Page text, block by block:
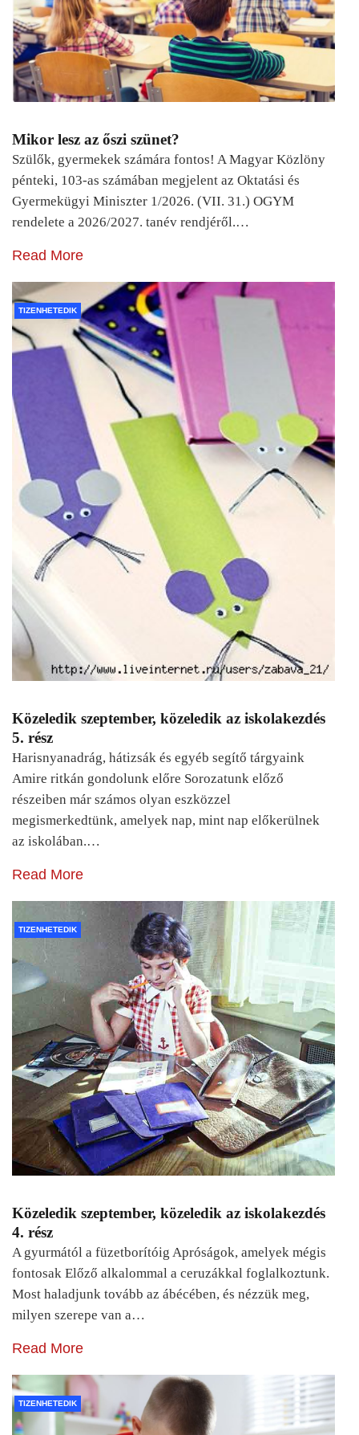
Mikor lesz az őszi szünet?
Szülők, gyermekek számára fontos! A Magyar Közlöny
pénteki, 103-as számában megjelent az Oktatási és
Gyermekügyi Miniszter 1/2026. (VII. 31.) OGYM
rendelete a 2026/2027. tanév rendjéről.…
Read More
TIZENHETEDIK
Közeledik szeptember, közeledik az iskolakezdés
5. rész
Harisnyanadrág, hátizsák és egyéb segítő tárgyaink
Amire ritkán gondolunk előre Sorozatunk előző
részeiben már számos olyan eszközzel
megismerkedtünk, amelyek nap, mint nap előkerülnek
az iskolában.…
Read More
TIZENHETEDIK
Közeledik szeptember, közeledik az iskolakezdés
4. rész
A gyurmától a füzetborítóig Apróságok, amelyek mégis
fontosak Előző alkalommal a ceruzákkal foglalkoztunk.
Most haladjunk tovább az ábécében, és nézzük meg,
milyen szerepe van a…
Read More
TIZENHETEDIK